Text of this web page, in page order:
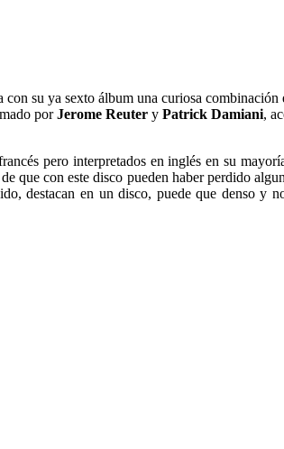
su ya sexto álbum una curiosa combinación
porJerome Reuter y Patrick Damiani,
pero interpretados en inglés en su
que con este disco pueden haber perdido
destacan en un disco, puede que denso y